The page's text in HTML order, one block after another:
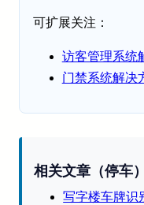
可扩展关注：
访客管理系统
门禁系统解决
相关文章（停车）
写字楼车牌识